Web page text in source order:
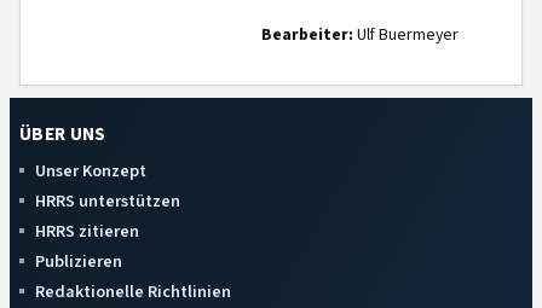
Bearbeiter: Ulf Buermeyer
ÜBER UNS
Unser Konzept
HRRS unterstützen
HRRS zitieren
Publizieren
Redaktionelle Richtlinien